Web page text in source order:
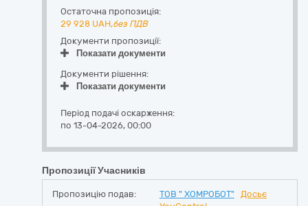
Остаточна пропозиція:
29 928 UAH,без ПДВ
Документи пропозиції:
Показати документи
Документи рішення:
Показати документи
Період подачі оскарження:
по 13-04-2026, 00:00
Пропозиції Учасників
Пропозицію подав: ТОВ " ХОМРОБОТ"
Досьє